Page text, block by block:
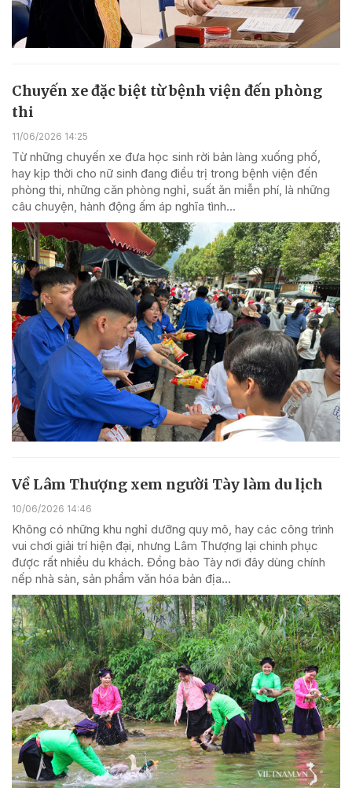
Chuyến xe đặc biệt từ bệnh viện đến phòng
thi
11/06/2026 14:25
Từ những chuyến xe đưa học sinh rời bản làng xuống phố,
hay kịp thời cho nữ sinh đang điều trị trong bệnh viện đến
phòng thi, những căn phòng nghỉ, suất ăn miễn phí, là những
câu chuyện, hành động ấm áp nghĩa tình...
Về Lâm Thượng xem người Tày làm du lịch
10/06/2026 14:46
Không có những khu nghỉ dưỡng quy mô, hay các công trình
vui chơi giải trí hiện đại, nhưng Lâm Thượng lại chinh phục
được rất nhiều du khách. Đồng bào Tày nơi đây dùng chính
nếp nhà sàn, sản phẩm văn hóa bản địa...